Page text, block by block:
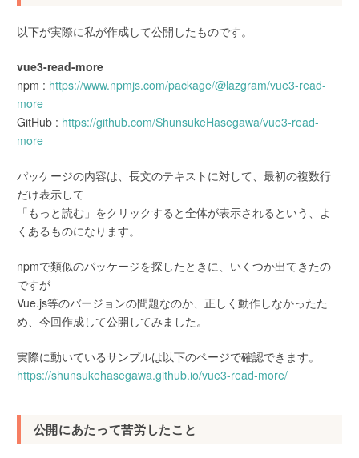
以下が実際に私が作成して公開したものです。
vue3-read-more
npm : https://www.npmjs.com/package/@lazgram/vue3-read-
more
GitHub : https://github.com/ShunsukeHasegawa/vue3-read-
more
パッケージの内容は、長文のテキストに対して、最初の複数行
だけ表示して
「もっと読む」をクリックすると全体が表示されるという、よ
くあるものになります。
npmで類似のパッケージを探したときに、いくつか出てきたの
ですが
Vue.js等のバージョンの問題なのか、正しく動作しなかったた
め、今回作成して公開してみました。
実際に動いているサンプルは以下のページで確認できます。
https://shunsukehasegawa.github.io/vue3-read-more/
公開にあたって苦労したこと